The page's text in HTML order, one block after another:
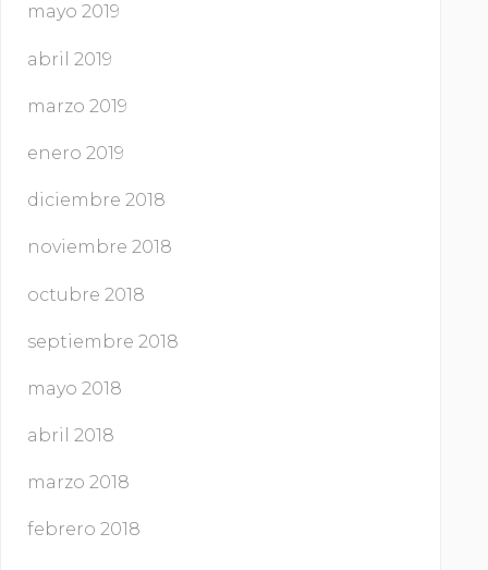
mayo 2019
abril 2019
marzo 2019
enero 2019
diciembre 2018
noviembre 2018
octubre 2018
septiembre 2018
mayo 2018
abril 2018
marzo 2018
febrero 2018